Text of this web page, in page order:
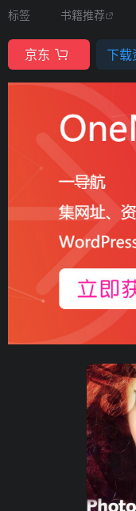
标签
书籍推荐
京东 下载